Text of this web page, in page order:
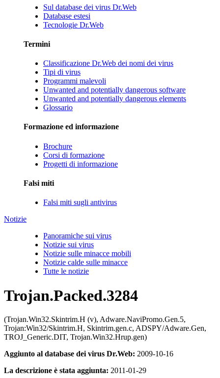
Sul database dei virus Dr.Web
Database estesi
Tecnologie Dr.Web
Termini
Classificazione Dr.Web dei nomi dei virus
Tipi di virus
Programmi malevoli
Unwanted and potentially dangerous software
Unwanted and potentially dangerous elements
Glossario
Formazione ed informazione
Brochure
Corsi di formazione
Progetti di informazione
Falsi miti
Falsi miti sugli antivirus
Notizie
Panoramiche sui virus
Notizie sui virus
Notizie sulle minacce mobili
Notizie calde sulle minacce
Tutte le notizie
Trojan.Packed.3284
(Trojan.Win32.Skintrim.H (v), Adware.NaviPromo.Gen.5,
Trojan:Win32/Skintrim.H, Skintrim.gen.c, ADSPY/Adware.Gen,
TROJ_Generic.DIT, Trojan.Win32.Hrup.gen)
Aggiunto al database dei virus Dr.Web: 2009-10-16
La descrizione è stata aggiunta: 2011-01-29